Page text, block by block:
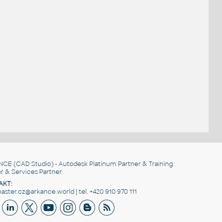
(CAD Studio) - Autodesk Platinum Partner & Training
& Services Partner
| tel. +420 910 970 111